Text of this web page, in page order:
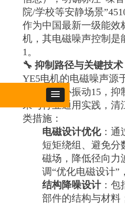
院/学校等安静场景
作为中国最新一级能效
机，其电磁噪声控制是
1。
🔧 抑制路径与关键技术
YE5电机的电磁噪声源
引发的铁心振动15，
果与行业通用实践，清
类措施：
电磁设计优化：通
短矩绕组、避免分
磁场，降低径向力
调“优化电磁设计”
结构降噪设计：包
部件的结构与材料